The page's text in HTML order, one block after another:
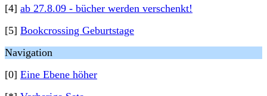
[4] ab 27.8.09 - bücher werden verschenkt!
[5] Bookcrossing Geburtstage
Navigation
[0] Eine Ebene höher